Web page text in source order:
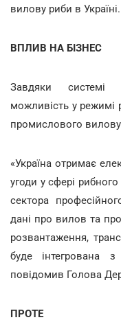
вилову риби в Україні.
ВПЛИВ НА БІЗНЕС
Завдяки системі
можливість у режимі
промислового
«Україна отримає
угоди у сфері
сектора
дані про вилов та
розвантаження,
буде інтегрована
повідомив Голова
ПРОТЕ